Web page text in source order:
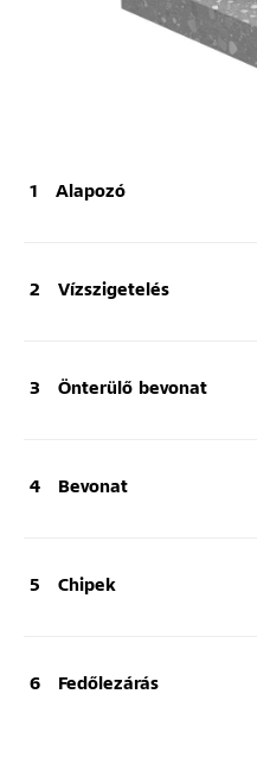
Alapozó
Vízszigetelés
Önterülő bevonat
Bevonat
Chipek
Fedőlezárás